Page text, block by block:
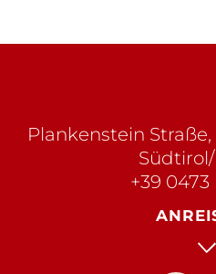
Plankenstein Straße,
+39 0473